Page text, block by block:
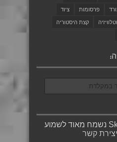
פרסומות ציוד
קצת היסטוריה
אנחנו, צוות אתר Sk8r נשמח מאוד לשמוע
קשר